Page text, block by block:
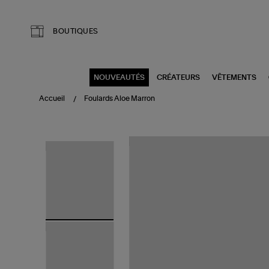
BOUTIQUES
NOUVEAUTÉS CRÉATEURS VÊTEMENTS
Accueil Foulards Aloe Marron